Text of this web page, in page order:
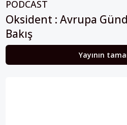
Oksident : Avrupa
Bakış
Yayının